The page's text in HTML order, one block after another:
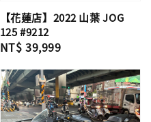
【花蓮店】2022 山葉 JOG
125 #9212
Regular
NT$ 39,999